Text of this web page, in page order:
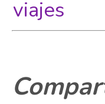
viajes